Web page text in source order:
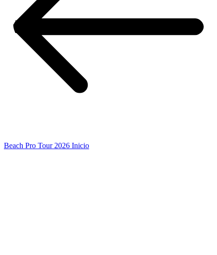
Beach Pro Tour 2026 Inicio